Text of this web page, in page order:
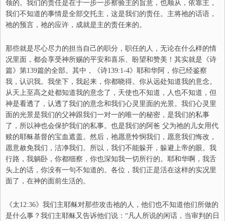
领的。我们的责任是在于一步一步察验主的旨意，也顺从，依靠主，
我们不知道的事情是全部交托主，这是我们的责任。主将祂的话语，
祂的预言，祂的应许，成就是主的责任来的。
那些就是尽心尽力的担当自己的职分，职任的人，无论在什么样的情
况里面，都会享受神所赐的平安和喜乐、盼望和赞美！其实就是《诗
篇》第139篇的全部。其中，
《诗139:1-4》 耶和华阿，你已经鉴察
我，认识我。我坐下，我起来，你都晓得。你从远处知道我的意念。
从天上至高之处都知道我的意念了，天使也不知道，人也不知道，但
神是看透了，认透了我们的意念和我们心灵里面的光景。我们心灵里
面的光景是我们的父神跟我们一对一的唯一的秘密，是我们的私事
了，所以神也会保护我们的私事。也是我们的阿爸 父为祂的儿女用代
赎的耶稣基督的宝血遮盖。然后，祂愿意怜悯我们，愿意我们悔改，
愿意赦免我们，洁净我们。所以，我们不能躲开，躲避上帝的眼。 我
行路，我躺卧，你都细察，你也深知我一切所行的。耶和华啊 ，我舌
头上的话，你没有一句不知道的。 各位，我们正是活在这样的实况里
面了，在神的面前生活的。
《太12:36》 我们主耶稣对那些攻击祂的人，他们也不知道他们所做的
是什么事？我们主耶稣又告诉他们说：“凡人所说的闲话，当审判的日